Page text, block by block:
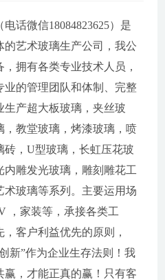
话微信18084823625）是
艺术玻璃生产公司，我公
拥有各类专业技术人员，
业的管理团队和体制、完整
生产超大板玻璃，夹丝玻
，教堂玻璃，烤漆玻璃，喷
，U型玻璃，长虹压花玻
雕发光玻璃，雕刻雕花工
玻璃等系列。主要运用场
，家装等，承接各类工
客户利益优先的原则，
新”作为企业生存法则！我
，才能正真的赢！只有客